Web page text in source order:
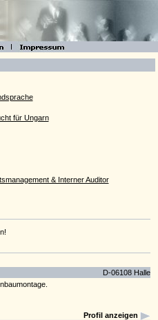
für Ungarn
& Interner Auditor
D-06108 Halle
Profil anzeigen